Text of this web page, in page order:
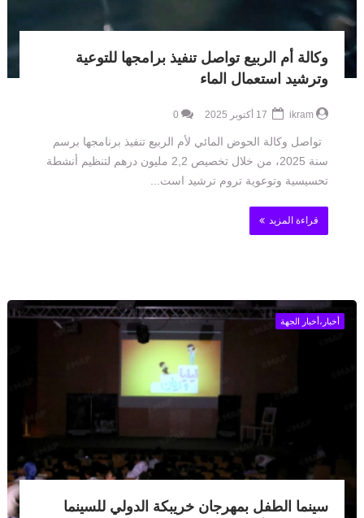
وكالة أم الربيع تواصل تنفيذ برامجها للتوعية
وترشيد استعمال الماء
ikram
0
تواصل وكالة الحوض المائي لأم الربيع تنفيذ برنامجها برسم
سنة 2025، من خلال تخصيص 2,2 مليون درهم لتنظيم أنشطة
تحسيسية وتوعوية تروم ترشيد است...
قراءة المزيد
أخبار،أخبار الجهة
سينما الطفل بمهرجان خريبكة الدولي للسينما